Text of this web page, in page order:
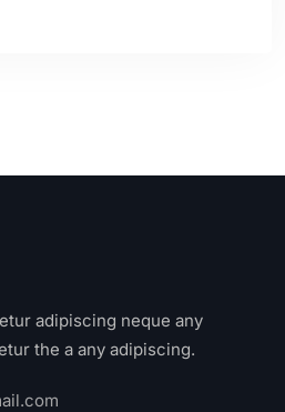
adipiscing neque any
the a any adipiscing.